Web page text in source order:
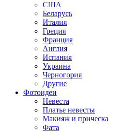
США
Беларусь
Италия
Греция
Франция
Англия
Испания
Украина
Черногория
Другие
Фотоидеи
Невеста
Платье невесты
Макияж и прическа
Фата